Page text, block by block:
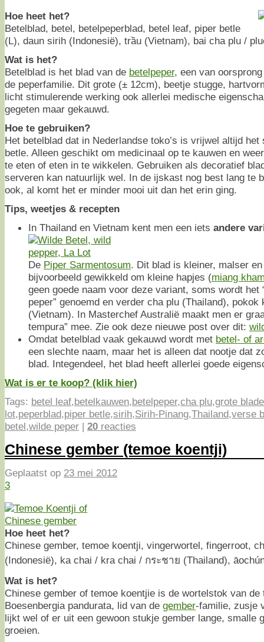
Hoe heet het?
Betelblad, betel, betelpeperblad, betel leaf, piper betle
(L), daun sirih (Indonesië), trầu (Vietnam), bai cha plu /
Wat is het?
Betelblad is het blad van de betelpeper, een van
de peperfamilie. Dit grote (± 12cm), beetje stugge,
licht stimulerende werking ook allerlei medische
gegeten maar gekauwd.
Hoe te gebruiken?
Het betelblad dat in Nederlandse toko’s is vrijwel altijd
betle. Alleen geschikt om medicinaal op te kauwen en
te eten of eten in te wikkelen. Gebruiken als decoratief
serveren kan natuurlijk wel. In de ijskast nog best lang te
ook, al komt het er minder mooi uit dan het erin ging.
Tips, weetjes & recepten
In Thailand en Vietnam kent men een iets andere
De Piper Sarmentosum. Dit blad is kleiner, malser
bijvoorbeeld gewikkeld om kleine hapjes (miang
geen goede naam voor deze variant, soms wordt het
peper” genoemd en verder cha plu (Thailand),
(Vietnam). In Masterchef Australië maakt men er
tempura” mee. Zie ook deze nieuwe post over dit:
Omdat betelblad vaak gekauwd wordt met betel- of
een slechte naam, maar het is alleen dat nootje dat
blad. Integendeel, het blad heeft allerlei goede
Wat is er te koop? (klik hier)
Tags: betel leaf,betelkauwen,betelpeper,cha plu,grote
lot,peperblad,piper betle,sirih,Sirih-Pinang,Thailand,verse
betel,wilde peper | 20 reacties
Chinese gember (temoe koentji)
Geplaatst op 23 mei 2012
3
Hoe heet het?
Chinese gember, temoe koentji, vingerwortel, fingerroot,
(Indonesië), ka chai / kra chai / กระชาย (Thailand),
Wat is het?
Chinese gember of temoe koentjie is de wortelstok van de
Boesenbergia pandurata, lid van de gember-familie, zusje
lijkt wel of er uit een gewoon stukje gember lange, smalle
groeien.